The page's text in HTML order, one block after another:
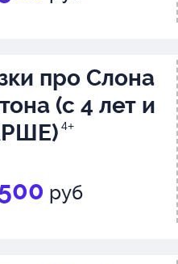
про Слона
(с 4 лет и
4+
руб